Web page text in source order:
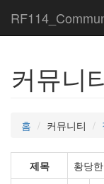
커뮤니
홈 커뮤니티
제목
황당